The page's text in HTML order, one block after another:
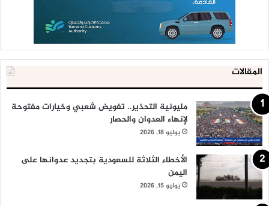
المقالات
مليونية التحذير.. تفويض شعبي وخيارات مفتوحة
لإنهاء العدوان والحصار
يوليو 18, 2026
الأخطاء الثلاثة للسعودية بتجديد عدوانها على
اليمن
يوليو 15, 2026